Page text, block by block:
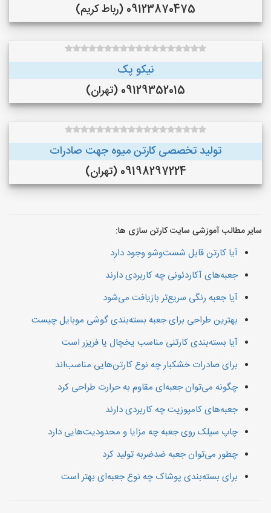
09123870475 (رباط کریم)
نیکو پک
09129352015 (تهران)
تولید تخصصی کارتن میوه جهت صادرات
09198297224 (تهران)
سایر مطالب آموزشی سایت کارتن سازی ها:
آیا کارتن قابل شست‌وشو وجود دارد
جعبه‌های آکاردئونی چه کاربردی دارند
آیا جعبه‌ رنگی سریع‌تر بازیافت می‌شود
بهترین طراحی برای جعبه بسته‌بندی گوشی موبایل چیست
آیا بسته‌بندی کارتنی مناسب یخچال یا فریزر است
برای صادرات خشکبار چه نوع کارتن‌هایی مناسب‌اند
چگونه می‌توان جعبه‌ای مقاوم به حرارت طراحی کرد
جعبه‌های کامپوزیت چه کاربردی دارند
چاپ سیلک روی جعبه چه مزایا و محدودیت‌هایی دارد
چطور می‌توان جعبه ضدضربه تولید کرد
برای بسته‌بندی پوشاک چه نوع جعبه‌ای بهتر است